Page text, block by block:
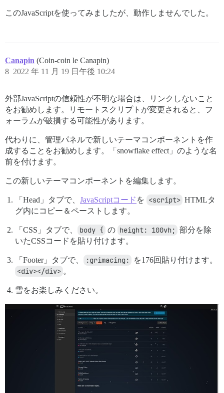
      }
  }
このJavaScriptを使ってみましたが、動作しませんでした。
Canapin (Coin-coin le Canapin)
2022 年 11 月 19 日午後 10:24
8
外部JavaScriptの信頼性が不明な場合は、リンクしないこと
をお勧めします。リモートスクリプトが変更されると、フ
ォーラムが破損する可能性があります。
代わりに、管理パネルで新しいテーマコンポーネントを作
成することをお勧めします。「snowflake effect」のような名
前を付けます。
この新しいテーマコンポーネントを編集します。
「Head」タブで、 JavaScriptコード を <script> HTMLタ
グ内にコピー＆ペーストします。
「CSS」タブで、 body { の height: 100vh; 部分を除
いたCSSコードを貼り付けます。
「Footer」タブで、 :grimacing: を176回貼り付けます。
<div></div> 。
雪をお楽しみください。